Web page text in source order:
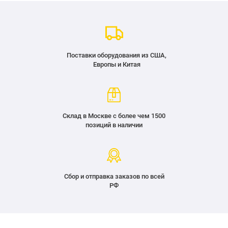
Поставки оборудования из США,
Европы и Китая
Склад в Москве с более чем 1500
позиций в наличии
Сбор и отправка заказов по всей
РФ